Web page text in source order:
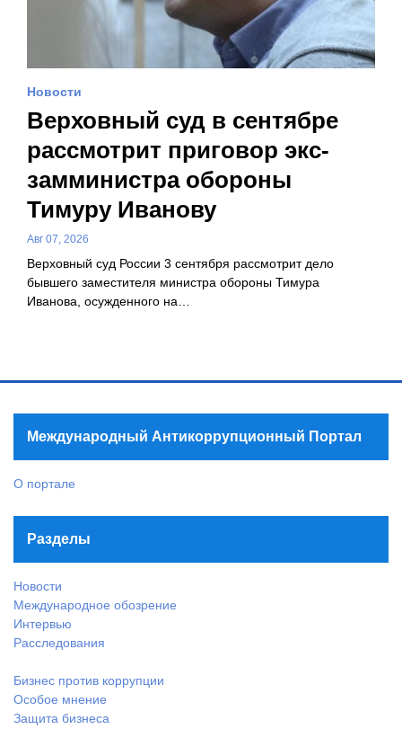
Новости
Верховный суд в сентябре
рассмотрит приговор экс-
замминистра обороны
Тимуру Иванову
Авг 07, 2026
Верховный суд России 3 сентября рассмотрит дело
бывшего заместителя министра обороны Тимура
Иванова, осужденного на…
Международный Антикоррупционный Портал
О портале
Разделы
Новости
Международное обозрение
Интервью
Расследования
Бизнес против коррупции
Особое мнение
Защита бизнеса